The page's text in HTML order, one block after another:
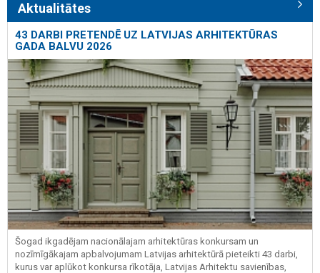
Aktualitātes
43 DARBI PRETENDĒ UZ LATVIJAS ARHITEKTŪRAS
GADA BALVU 2026
Šogad ikgadējam nacionālajam arhitektūras konkursam un
nozīmīgākajam apbalvojumam Latvijas arhitektūrā pieteikti 43 darbi,
kurus var aplūkot konkursa rīkotāja, Latvijas Arhitektu savienības,